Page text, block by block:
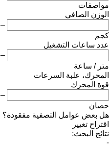
مواصفات
الوزن الصافي
–
كجم
عدد ساعات التشغيل
–
متر / ساعة
المحرك، علبة السرعات
قوة المحرك
–
حصان
هل بعض عوامل التصفية مفقودة؟
اقتراح تغيير
نتائج البحث:
-